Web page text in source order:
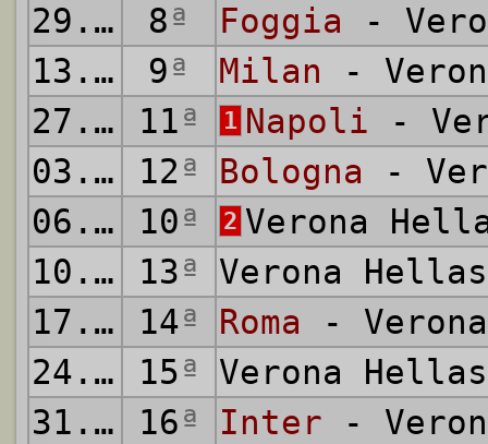
29.11.1970
8ª Foggia -
13.12.1970
9ª Milan -
27.12.1970
11ª 1 Napoli -
03.01.1971
12ª Bologna -
06.01.1971
10ª 2 Verona
10.01.1971
13ª
Verona
17.01.1971
14ª Roma -
24.01.1971
15ª
Verona
31.01.1971
16ª Inter -